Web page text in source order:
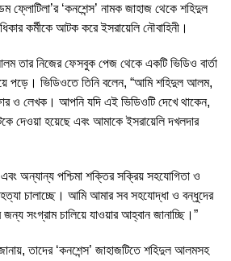
ফ্লোটিলা’র ‘কনশেন্স’ নামক জাহাজ থেকে শহিদুল
কর্মীকে আটক করে ইসরায়েলি নৌবাহিনী।
তার নিজের ফেসবুক পেজ থেকে একটি ভিডিও বার্তা
পড়ে। ভিডিওতে তিনি বলেন, “আমি শহিদুল আলম,
ও লেখক। আপনি যদি এই ভিডিওটি দেখে থাকেন,
দেওয়া হয়েছে এবং আমাকে ইসরায়েলি দখলদার
অন্যান্য পশ্চিমা শক্তির সক্রিয় সহযোগিতা ও
চালাচ্ছে। আমি আমার সব সহযোদ্ধা ও বন্ধুদের
জন্য সংগ্রাম চালিয়ে যাওয়ার আহ্বান জানাচ্ছি।”
তাদের ‘কনশেন্স’ জাহাজটিতে শহিদুল আলমসহ